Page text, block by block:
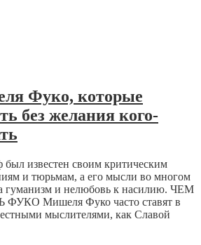
Фуко, которые
без желания кого-
известен своим критическим
и тюрьмам, а его мысли во многом
гуманизм и нелюбовь к насилию. ЧЕМ
Мишеля Фуко часто ставят в
мыслителями, как Славой